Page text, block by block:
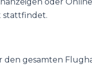
stattfindet.
den gesamten